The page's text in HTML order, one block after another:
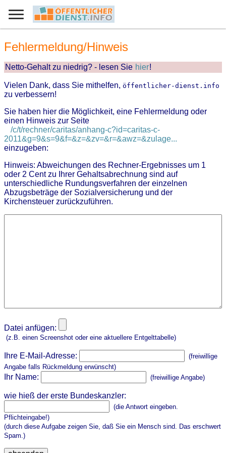
Fehlermeldung/Hinweis
Netto-Gehalt zu niedrig? - lesen Sie hier!
Vielen Dank, dass Sie mithelfen, öffentlicher-dienst.info
zu verbessern!
Sie haben hier die Möglichkeit, eine Fehlermeldung oder
einen Hinweis zur Seite
/c/t/rechner/caritas/anhang-c?id=caritas-c-
2011&g=9&s=9&f=&z=&zv=&r=&awz=&zulage...
einzugeben:
Hinweis: Abweichungen des Rechner-Ergebnisses um 1
oder 2 Cent zu Ihrer Gehaltsabrechnung sind auf
unterschiedliche Rundungsverfahren der einzelnen
Abzugsbeträge der Sozialversicherung und der
Kirchensteuer zurückzuführen.
Datei anfügen:
(z.B. einen Screenshot oder eine aktuellere Entgelttabelle)
Ihre E-Mail-Adresse:
(freiwillige
Angabe falls Rückmeldung erwünscht)
Ihr Name: (freiwillige Angabe)
wie hieß der erste Bundeskanzler:
(die Antwort eingeben.
Pflichteingabe!)
(durch diese Aufgabe zeigen Sie, daß Sie ein Mensch sind. Das erschwert
Spam.)